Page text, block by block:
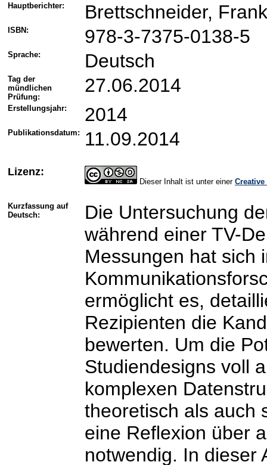
Hauptberichter: Brettschneider,
ISBN: 978-3-7375-0138-5
Sprache: Deutsch
Tag der
mündlichen
Prüfung:
27.06.2014
Erstellungsjahr: 2014
Publikationsdatum: 11.09.2014
Lizenz:
Dieser Inhalt ist unter einer
Kurzfassung auf
Deutsch:
Die Untersuchung
während einer TV-
Messungen hat sich
ermöglicht es,
Rezipienten die
bewerten. Um die
Studiendesigns voll
komplexen
theoretisch als auch
eine Reflexion über
notwendig. In dieser